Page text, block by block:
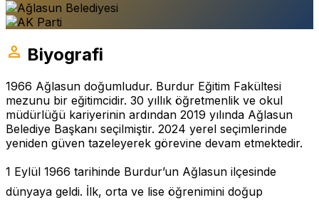
person Biyografi
1966 Ağlasun doğumludur. Burdur Eğitim Fakültesi
mezunu bir eğitimcidir. 30 yıllık öğretmenlik ve okul
müdürlüğü kariyerinin ardından 2019 yılında Ağlasun
Belediye Başkanı seçilmiştir. 2024 yerel seçimlerinde
yeniden güven tazeleyerek görevine devam etmektedir.
1 Eylül 1966 tarihinde Burdur’un Ağlasun ilçesinde
dünyaya geldi. İlk, orta ve lise öğrenimini doğup